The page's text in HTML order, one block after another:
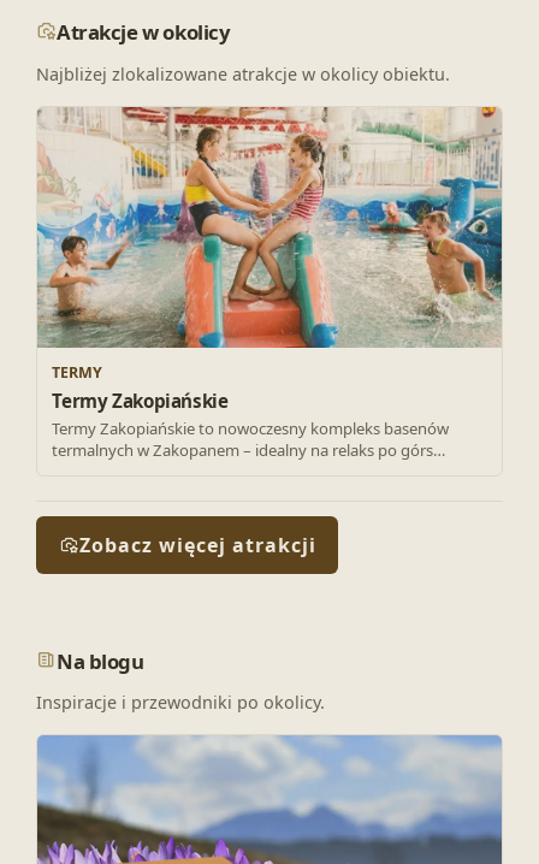
Atrakcje w okolicy
Najbliżej zlokalizowane atrakcje w okolicy obiektu.
TERMY
Termy Zakopiańskie
Termy Zakopiańskie to nowoczesny kompleks basenów
termalnych w Zakopanem – idealny na relaks po górs…
Zobacz więcej atrakcji
Na blogu
Inspiracje i przewodniki po okolicy.